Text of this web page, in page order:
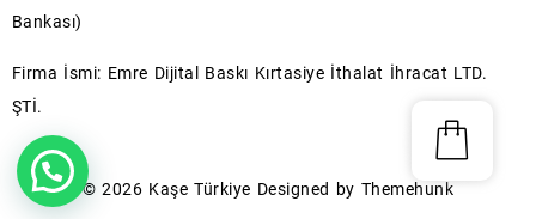
Bankası)
Firma İsmi: Emre Dijital Baskı Kırtasiye İthalat İhracat LTD.
ŞTİ.
© 2026 Kaşe Türkiye Designed by Themehunk